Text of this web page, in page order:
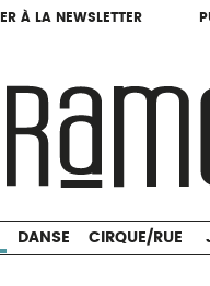
À LA NEWSLETTER
À LA NEWSLETTER
DANSE CIRQUE/RUE